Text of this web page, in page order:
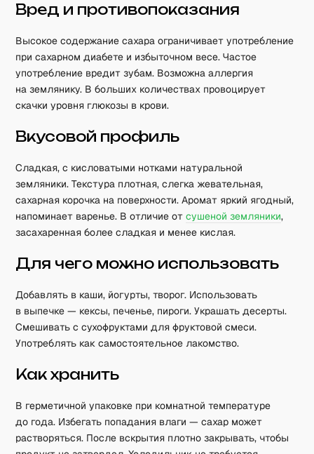
Вред и противопоказания
Высокое содержание сахара ограничивает употребление
при сахарном диабете и избыточном весе. Частое
употребление вредит зубам. Возможна аллергия
на землянику. В больших количествах провоцирует
скачки уровня глюкозы в крови.
Вкусовой профиль
Сладкая, с кисловатыми нотками натуральной
земляники. Текстура плотная, слегка жевательная,
сахарная корочка на поверхности. Аромат яркий ягодный,
напоминает варенье. В отличие отсушеной земляники,
засахаренная более сладкая и менее кислая.
Для чего можно использовать
Добавлять в каши, йогурты, творог. Использовать
в выпечке — кексы, печенье, пироги. Украшать десерты.
Смешивать с сухофруктами для фруктовой смеси.
Употреблять как самостоятельное лакомство.
Как хранить
В герметичной упаковке при комнатной температуре
до года. Избегать попадания влаги — сахар может
растворяться. После вскрытия плотно закрывать, чтобы